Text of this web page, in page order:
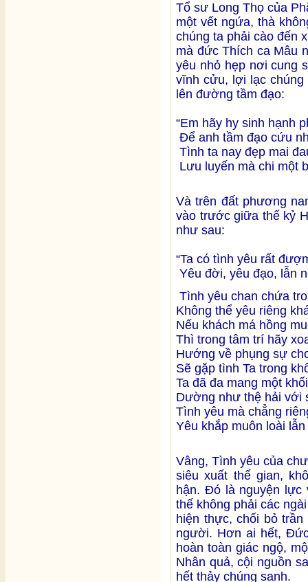
Tổ sư Long Thọ của
một vết ngứa, thà
chúng ta phải cào đến
mà đức Thích ca Mâu
yêu nhỏ hẹp nơi cung
vĩnh cửu, lợi lạc
lên đường tầm đạo:
“Em hãy hy sinh hạnh
Để anh tầm đạo cứu
Tình ta nay đẹp mai
Lưu luyến mà chi một
Và trên đất phương
vào trước giữa thế kỷ
như sau:
“Ta có tình yêu rất
Yêu đời, yêu đạo, lẫn
Tình yêu chan chứa
Không thể yêu riêng
Nếu khách má hồng
Thì trong tâm trí hãy
Hướng về phụng sự
Sẽ gặp tình Ta trong
Ta đã đa mang một
Dường như thệ hải với
Tình yêu mà chẳng
Yêu khắp muôn loài lẫn
Vâng, Tình yêu của
siêu xuất thế gian,
hận. Đó là nguyện
thế không phải các
hiện thực, chối bỏ
người. Hơn ai hết,
hoàn toàn giác ngộ,
Nhân quả, cội nguồn
hết thảy chúng sanh.